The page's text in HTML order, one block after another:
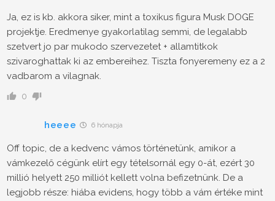
Ja, ez is kb. akkora siker, mint a toxikus figura Musk DOGE
projektje. Eredmenye gyakorlatilag semmi, de legalabb
szetvert jo par mukodo szervezetet + allamtitkok
szivaroghattak ki az embereihez. Tiszta fonyeremeny ez a 2
vadbarom a vilagnak.
0
heeee 6 hónapja
Off topic, de a kedvenc vámos történetünk, amikor a
vámkezelő cégünk elírt egy tételsornál egy 0-át, ezért 30
millió helyett 250 milliót kellett volna befizetnünk. De a
legjobb része: hiába evidens, hogy több a vám értéke mint